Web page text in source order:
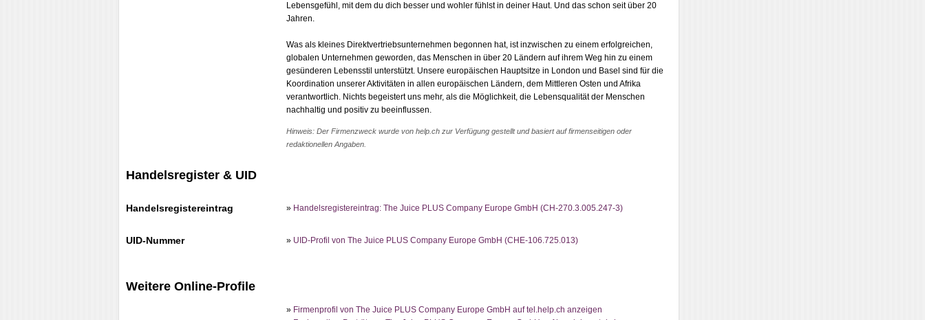
Lebensgefühl, mit dem du dich besser und wohler fühlst in deiner Haut. Und das schon seit über 20
Jahren.
Was als kleines Direktvertriebsunternehmen begonnen hat, ist inzwischen zu einem erfolgreichen,
globalen Unternehmen geworden, das Menschen in über 20 Ländern auf ihrem Weg hin zu einem
gesünderen Lebensstil unterstützt. Unsere europäischen Hauptsitze in London und Basel sind für die
Koordination unserer Aktivitäten in allen europäischen Ländern, dem Mittleren Osten und Afrika
verantwortlich. Nichts begeistert uns mehr, als die Möglichkeit, die Lebensqualität der Menschen
nachhaltig und positiv zu beeinflussen.
Hinweis: Der Firmenzweck wurde von help.ch zur Verfügung gestellt und basiert auf firmenseitigen oder
redaktionellen Angaben.
Handelsregister & UID
Handelsregistereintrag » Handelsregistereintrag: The Juice PLUS Company Europe GmbH (CH-270.3.005.247-3)
UID-Nummer » UID-Profil von The Juice PLUS Company Europe GmbH (CHE-106.725.013)
Weitere Online-Profile
» Firmenprofil von The Juice PLUS Company Europe GmbH auf tel.help.ch anzeigen